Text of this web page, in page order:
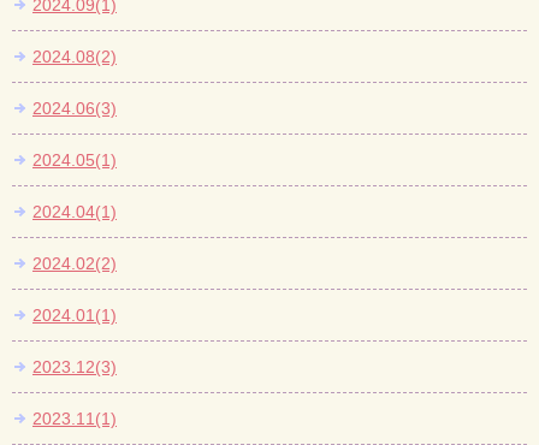
2024.09(1)
2024.08(2)
2024.06(3)
2024.05(1)
2024.04(1)
2024.02(2)
2024.01(1)
2023.12(3)
2023.11(1)